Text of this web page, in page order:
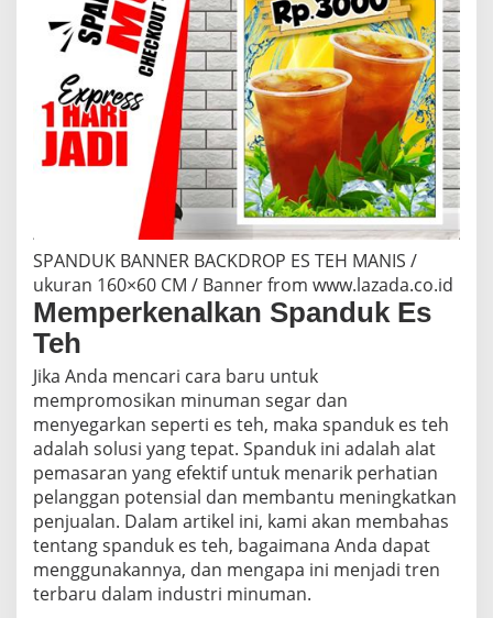
a
k
a
n
n
u
m
e
g
a
r
l
a
m
G
a
y
Y
a
n
g
M
e
SPANDUK BANNER BACKDROP ES TEH MANIS /
ukuran 160×60 CM / Banner from www.lazada.co.id
Memperkenalkan Spanduk Es
Teh
Jika Anda mencari cara baru untuk
mempromosikan minuman segar dan
menyegarkan seperti es teh, maka spanduk es teh
adalah solusi yang tepat. Spanduk ini adalah alat
pemasaran yang efektif untuk menarik perhatian
pelanggan potensial dan membantu meningkatkan
penjualan. Dalam artikel ini, kami akan membahas
tentang spanduk es teh, bagaimana Anda dapat
menggunakannya, dan mengapa ini menjadi tren
terbaru dalam industri minuman.